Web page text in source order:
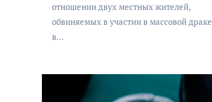
отношении двух местных жителей,
обвиняемых в участии в массовой драке
в…